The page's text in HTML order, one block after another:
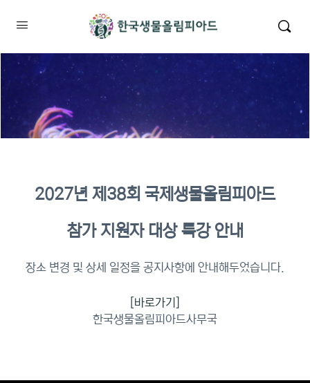
이수증명서 확인 바로가기
2027년 제38회 국제생물올림피아드
참가 지원자 대상 특강 안내
장소 변경 및 상세 일정을 공지사항에 안내해두었습니다.
[바로가기]
한국생물올림피아드사무국